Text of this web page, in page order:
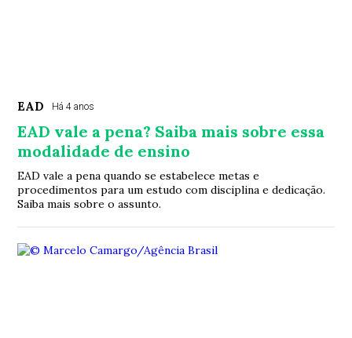
EAD Há 4 anos
EAD vale a pena? Saiba mais sobre essa
modalidade de ensino
EAD vale a pena quando se estabelece metas e
procedimentos para um estudo com disciplina e dedicação.
Saiba mais sobre o assunto.